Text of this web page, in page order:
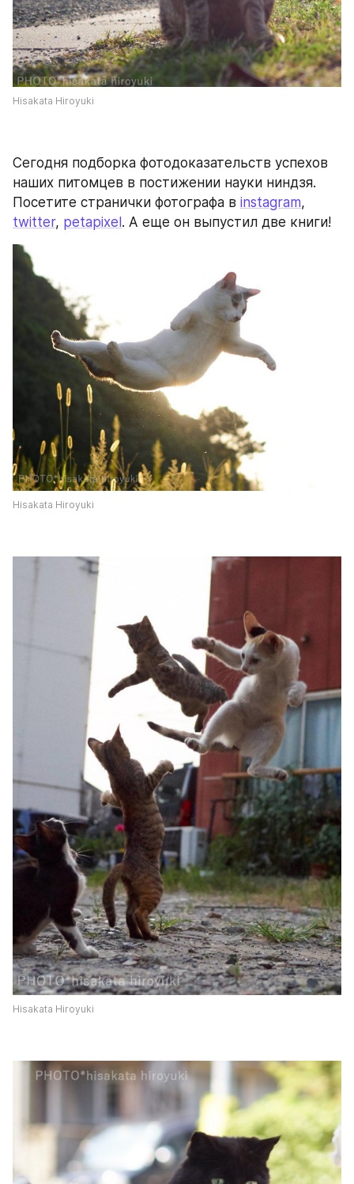
Hisakata Hiroyuki
Сегодня подборка фотодоказательств успехов
наших питомцев в постижении науки ниндзя.
Посетите странички фотографа в instagram
twitter, petapixel. А еще он выпустил две книги!
Hisakata Hiroyuki
Hisakata Hiroyuki